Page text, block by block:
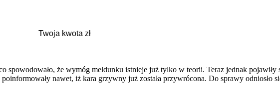
spowodowało, że wymóg meldunku istnieje już tylko w teorii. Teraz jednak pojawiły
nawet, iż kara grzywny już została przywrócona. Do sprawy odniosło